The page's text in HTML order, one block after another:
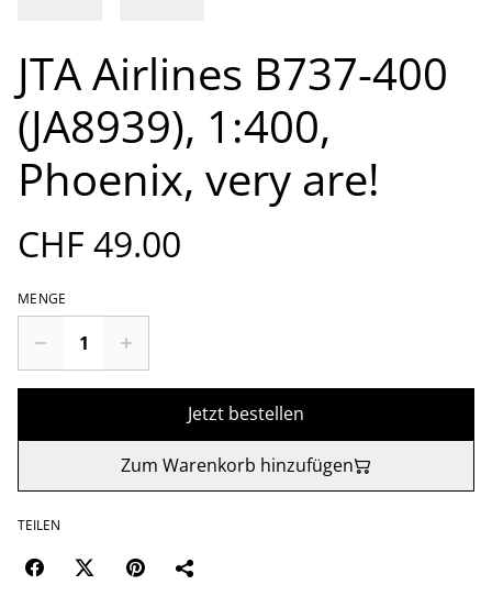
JTA Airlines B737-400
(JA8939), 1:400,
Phoenix, very are!
CHF 49.00
MENGE
Jetzt bestellen
Zum Warenkorb hinzufügen
TEILEN